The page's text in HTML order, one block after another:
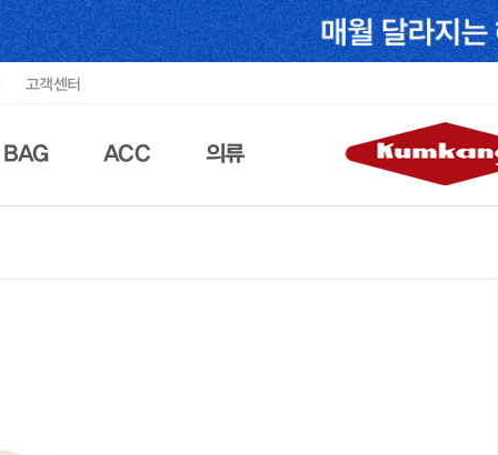
고객센터
BAG ACC 의류